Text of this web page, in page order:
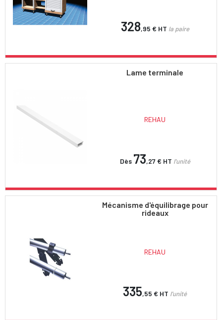
328,95 € HT la paire
Lame terminale
REHAU
Dès 73,27 € HT l'unité
Mécanisme d'équilibrage pour
rideaux
REHAU
335,55 € HT l'unité